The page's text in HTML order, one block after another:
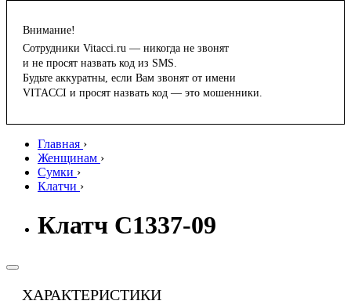
Внимание!
Сотрудники Vitacci.ru — никогда не звонят
и не просят назвать код из SMS.
Будьте аккуратны, если Вам звонят от имени
VITACCI и просят назвать код — это мошенники.
Главная ›
Женщинам ›
Сумки ›
Клатчи ›
Клатч C1337-09
ХАРАКТЕРИСТИКИ